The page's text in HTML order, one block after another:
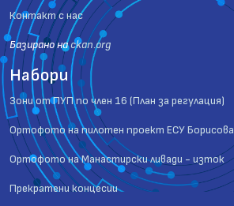
Контакт с нас
Базиранo наckan.org
Набори
Зони от ПУП по член 16 (План за регулация)
Ортофото на пилотен проект ЕСУ Борисова
Ортофото на Манастирски ливади - изток
Прекратени концесии